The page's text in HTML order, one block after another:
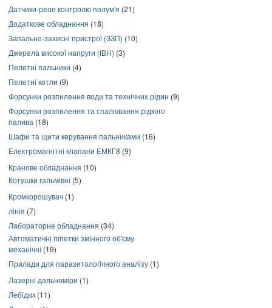
Датчики-реле контролю полум'я (21)
Додаткове обладнання (18)
Запально-захисні пристрої (ЗЗП) (10)
Джерела високої напруги (ІВН) (3)
Пелетні пальники (4)
Пелетні котли (9)
Форсунки розпилення води та технічних рідин (9)
Форсунки розпилення та спалювання рідкого
палива (18)
Шафи та щити керування пальниками (16)
Електромагнітні клапани ЕМКГ8 (9)
Кранове обладнання (10)
Котушки гальмівні (5)
Кромкорошувач (1)
лінія (7)
Лабораторне обладнання (34)
Автоматичні піпетки змінного об'єму
механічні (19)
Прилади для паразитологічного аналізу (1)
Лазерні дальноміри (1)
Лебідки (11)